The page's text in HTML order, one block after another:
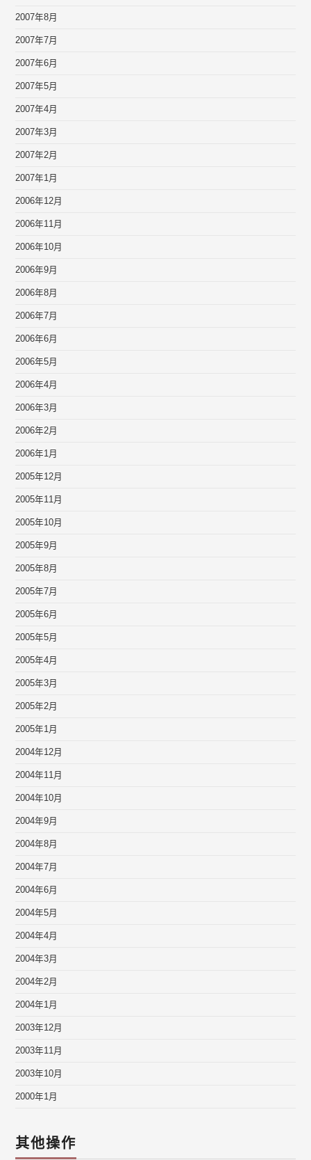
2007年8月
2007年7月
2007年6月
2007年5月
2007年4月
2007年3月
2007年2月
2007年1月
2006年12月
2006年11月
2006年10月
2006年9月
2006年8月
2006年7月
2006年6月
2006年5月
2006年4月
2006年3月
2006年2月
2006年1月
2005年12月
2005年11月
2005年10月
2005年9月
2005年8月
2005年7月
2005年6月
2005年5月
2005年4月
2005年3月
2005年2月
2005年1月
2004年12月
2004年11月
2004年10月
2004年9月
2004年8月
2004年7月
2004年6月
2004年5月
2004年4月
2004年3月
2004年2月
2004年1月
2003年12月
2003年11月
2003年10月
2000年1月
其他操作